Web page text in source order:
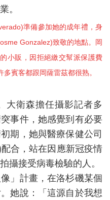
。
準備參加她的成年禮，身
Gonzalez)致敬的地點。岡
小販，因拒絕繳交幫派保護費
賓客都跟岡薩雷茲都很熟。
大衛森擔任攝影記者多
事件，她感覺到有必要
期，她與醫療保健公司
合，站在因應新冠疫情
攝接受病毒檢驗的人。
」計畫，在洛杉磯某個
她說：「這源自於我想